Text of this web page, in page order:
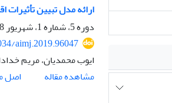
ارائه مدل تبیین
دوره 5، شماره 1، شهریور 1398، صفحه
aimj.2019.96047
ایوب محمدیان، مریم
مشاهده مقاله
اصل